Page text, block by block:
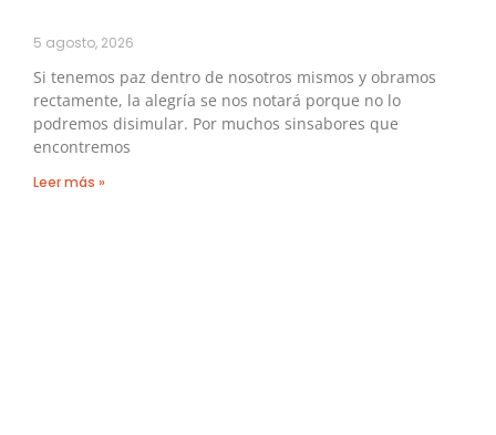
5 agosto, 2026
Si tenemos paz dentro de nosotros mismos y obramos
rectamente, la alegría se nos notará porque no lo
podremos disimular. Por muchos sinsabores que
encontremos
Leer más »